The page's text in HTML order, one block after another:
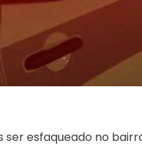
esfaqueado no